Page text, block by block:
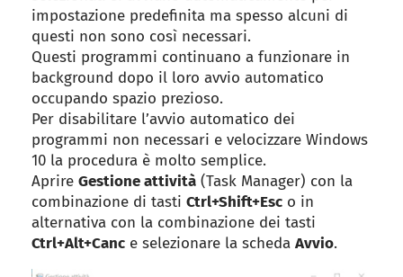
impostazione predefinita ma spesso alcuni di
questi non sono così necessari.
Questi programmi continuano a funzionare in
background dopo il loro avvio automatico
occupando spazio prezioso.
Per disabilitare l’avvio automatico dei
programmi non necessari e velocizzare Windows
10 la procedura è molto semplice.
Aprire Gestione attività (Task Manager) con la
combinazione di tasti Ctrl+Shift+Esc o in
alternativa con la combinazione dei tasti
Ctrl+Alt+Canc e selezionare la scheda Avvio.